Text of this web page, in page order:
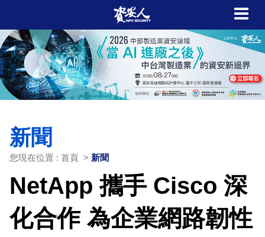
新聞
您現在位置 : 首頁 > 新聞
NetApp 攜手 Cisco 深
化合作 為企業網路韌性